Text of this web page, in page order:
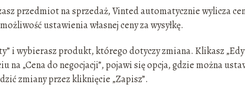
przedmiot na sprzedaż, Vinted automatycznie wylicza
ustawienia własnej ceny za wysyłkę.
i wybierasz produkt, którego dotyczy zmiana. Klikasz
na „Cena do negocjacji”, pojawi się opcja, gdzie można
zmiany przez kliknięcie „Zapisz”.